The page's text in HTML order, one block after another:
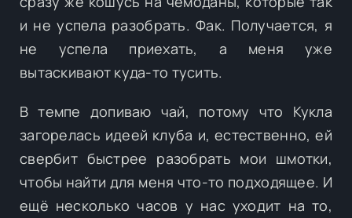
и не успела разобрать. Фак. Получается, я
не успела приехать, а меня уже
вытаскивают куда-то тусить.
В темпе допиваю чай, потому что Кукла
загорелась идеей клуба и, естественно, ей
свербит быстрее разобрать мои шмотки,
чтобы найти для меня что-то подходящее. И
ещё несколько часов у нас уходит на то,